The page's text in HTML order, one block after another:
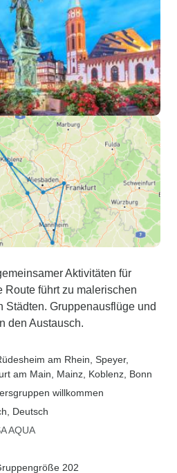
Aktivitäten für
Route führt zu malerischen
Städten. Gruppenausflüge und
den Austausch.
am Rhein , Speyer,
am Main , Mainz , Koblenz , Bonn
willkommen
Deutsch
AQUA
202